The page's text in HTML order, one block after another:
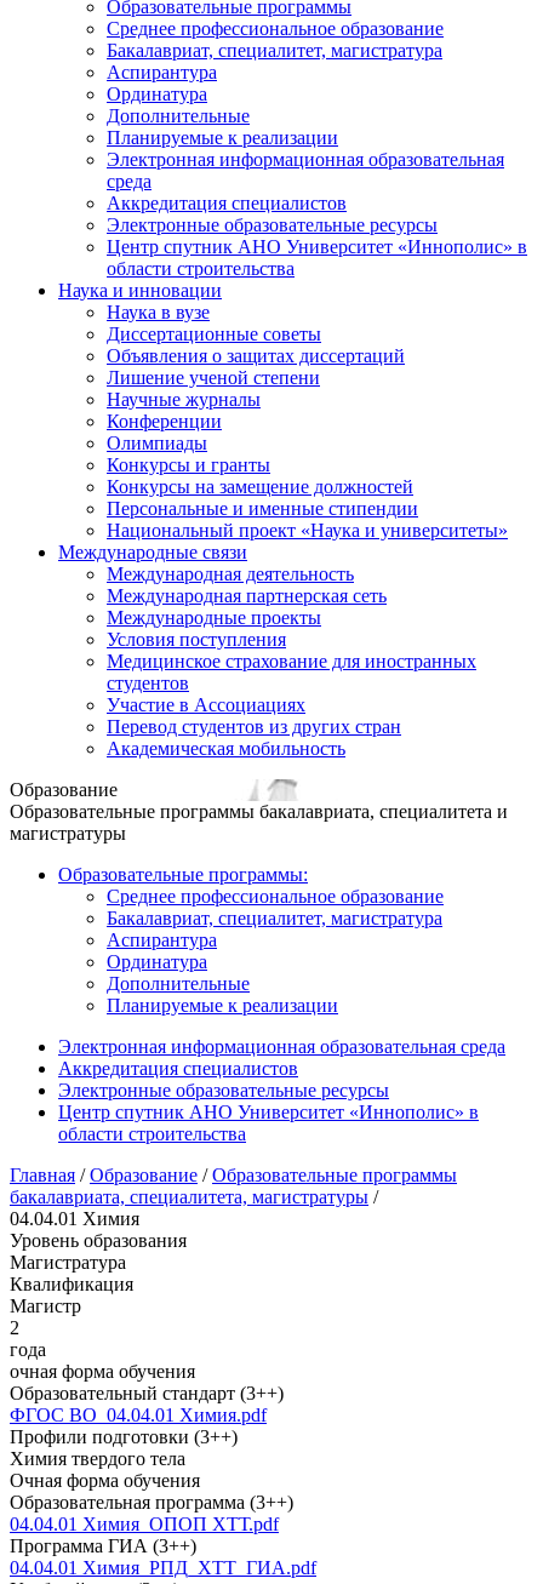
Образовательные программы
Среднее профессиональное образование
Бакалавриат, специалитет, магистратура
Аспирантура
Ординатура
Дополнительные
Планируемые к реализации
Электронная информационная образовательная
среда
Аккредитация специалистов
Электронные образовательные ресурсы
Центр спутник АНО Университет «Иннополис» в
области строительства
Наука и инновации
Наука в вузе
Диссертационные советы
Объявления о защитах диссертаций
Лишение ученой степени
Научные журналы
Конференции
Олимпиады
Конкурсы и гранты
Конкурсы на замещение должностей
Персональные и именные стипендии
Национальный проект «Наука и университеты»
Международные связи
Международная деятельность
Международная партнерская сеть
Международные проекты
Условия поступления
Медицинское страхование для иностранных
студентов
Участие в Ассоциациях
Перевод студентов из других стран
Академическая мобильность
Образование
Образовательные программы бакалавриата, специалитета и
магистратуры
Образовательные программы:
Среднее профессиональное образование
Бакалавриат, специалитет, магистратура
Аспирантура
Ординатура
Дополнительные
Планируемые к реализации
Электронная информационная образовательная среда
Аккредитация специалистов
Электронные образовательные ресурсы
Центр спутник АНО Университет «Иннополис» в
области строительства
Главная /Образование /Образовательные программы
бакалавриата, специалитета, магистратуры /
04.04.01 Химия
Уровень образования
Магистратура
Квалификация
Магистр
2
года
очная форма обучения
Образовательный стандарт (3++)
ФГОС ВО_04.04.01 Химия.pdf
Профили подготовки (3++)
Химия твердого тела
Очная форма обучения
Образовательная программа (3++)
04.04.01 Химия_ОПОП ХТТ.pdf
Программа ГИА (3++)
04.04.01 Химия_РПД_ХТТ_ГИА.pdf